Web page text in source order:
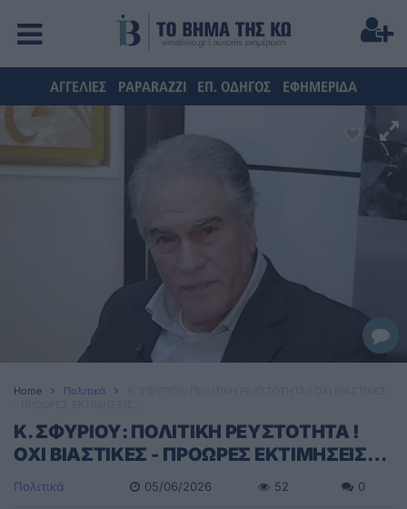
ΑΓΓΕΛΙΕΣ PAPARAZZI ΕΠ. ΟΔΗΓΟΣ ΕΦΗΜΕΡΙΔΑ
Home Πολιτικά
Κ. ΣΦΥΡΙΟΥ: ΠΟΛΙΤΙΚΗ ΡΕΥΣΤΟΤΗΤΑ !
ΟΧΙ ΒΙΑΣΤΙΚΕΣ - ΠΡΟΩΡΕΣ ΕΚΤΙΜΗΣΕΙΣ…
Πολιτικά 05/06/2026 52 0